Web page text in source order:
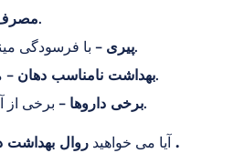
مصرفمی شوند.
پیری – با فرسودگی
نشان می‌دهد.
بهداشت نامناسب دهان– مسواک زدن و نخ دندان کشیدن مکرر می تواند منجر به ایجاد پلاک و تغییر رنگ شود.
برخی داروها – برخی از شوند.
آیا می خواهید روال بهداشت .